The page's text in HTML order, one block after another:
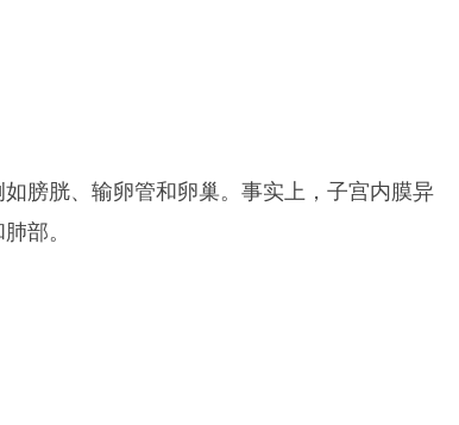
膀胱、输卵管和卵巢。事实上，子宫内膜异
部。